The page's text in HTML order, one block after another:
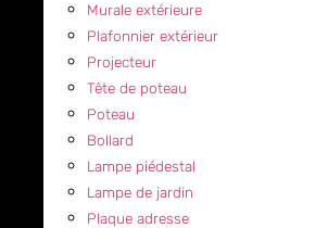
Murale extérieure
Plafonnier extérieur
Projecteur
Tête de poteau
Poteau
Bollard
Lampe piédestal
Lampe de jardin
Plaque adresse